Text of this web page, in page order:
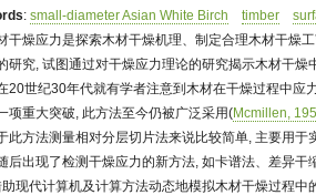
:small-diameter Asian White Birch timber
干燥应力是探索木材干燥机理、制定合理木材干燥
研究, 试图通过对干燥应力理论的研究揭示木材干燥
20世纪30年代就有学者注意到木材在干燥过程中应
项重大突破, 此方法至今仍被广泛采用(Mcmillen,
此方法测量相对分层切片法来说比较简单, 主要用
后出现了检测干燥应力的新方法, 如卡谱法、差异
现代计算机及计算方法动态地模拟木材干燥过程中